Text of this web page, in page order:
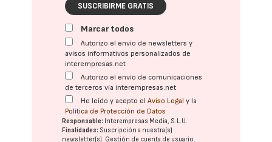
SUSCRIBIRME GRATIS
Marcar todos
Autorizo el envío de newsletters y
avisos informativos personalizados de
interempresas.net
Autorizo el envío de comunicaciones
de terceros vía interempresas.net
He leído y acepto elAviso Legal y la
Política de Protección de Datos
Responsable: Interempresas Media, S.L.U.
Finalidades: Suscripción a nuestra(s)
newsletter(s). Gestión de cuenta de usuario.